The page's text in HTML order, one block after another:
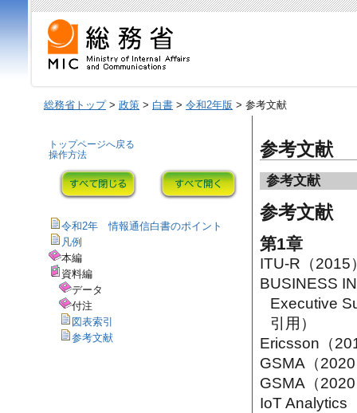
総務省トップ> 政策 > 白書 > 令和2年版 > 参考文献
参考文献
参考文献
参考文献
第1章
ITU-R（2015
BUSINESS
Executive
引用）
Ericsson（
GSMA（
GSMA（
IoT Analytics
トップページへ戻る
操作方法
令和2年 情報通信白書のポイント
凡例
本編
資料編
データ
付注
図表索引
参考文献